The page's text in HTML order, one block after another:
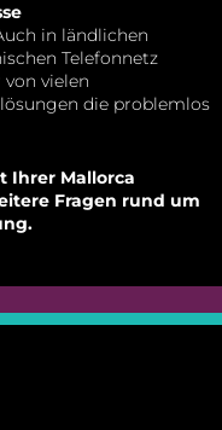
in ländlichen
Telefonnetz
vielen
die problemlos
Ihrer Mallorca
Fragen rund um